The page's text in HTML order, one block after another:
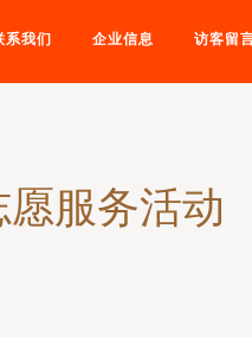
系我们 企业信息 访客留
服务活动